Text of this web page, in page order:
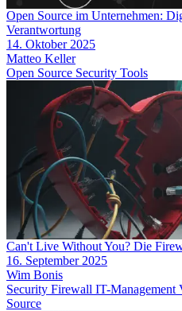
Open Source im Unternehmen:
Verantwortung
14. Oktober 2025
Matteo Keller
Open Source Security Tools
Can't Live Without You? Die
16. September 2025
Wim Bonis
Security Firewall IT-Management
Source